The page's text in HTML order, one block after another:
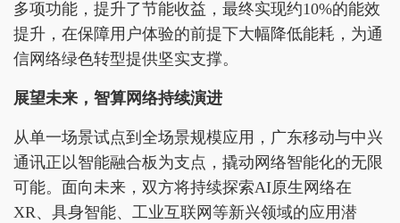
多项功能，提升了节能收益，最终实现约10%的能效
提升，在保障用户体验的前提下大幅降低能耗，为通
信网络绿色转型提供坚实支撑。
展望未来，智算网络持续演进
从单一场景试点到全场景规模应用，广东移动与中兴
通讯正以智能融合板为支点，撬动网络智能化的无限
可能。面向未来，双方将持续探索AI原生网络在
XR、具身智能、工业互联网等新兴领域的应用潜